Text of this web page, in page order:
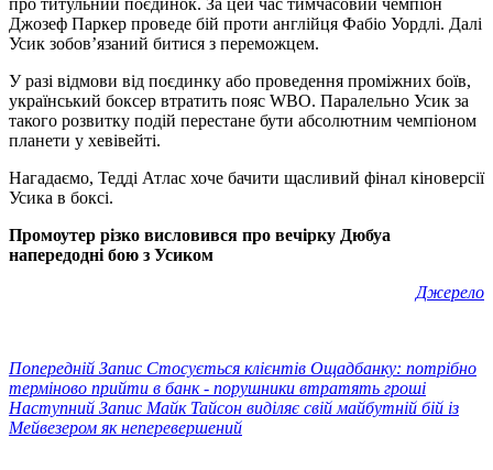
Джозеф Паркер проведе бій проти англійця Фабіо Уордлі. Далі
Усик зобов’язаний битися з переможцем.
У разі відмови від поєдинку або проведення проміжних боїв,
український боксер втратить пояс WBO. Паралельно Усик за
такого розвитку подій перестане бути абсолютним чемпіоном
планети у хевівейті.
Нагадаємо, Тедді Атлас хоче бачити щасливий фінал кіноверсії
Усика в боксі.
Промоутер різко висловився про вечірку Дюбуа
напередодні бою з Усиком
Джерело
Попередній Запис Стосується клієнтів Ощадбанку: потрібно
терміново прийти в банк - порушники втратять гроші
Наступний Запис Майк Тайсон виділяє свій майбутній бій із
Мейвезером як неперевершений